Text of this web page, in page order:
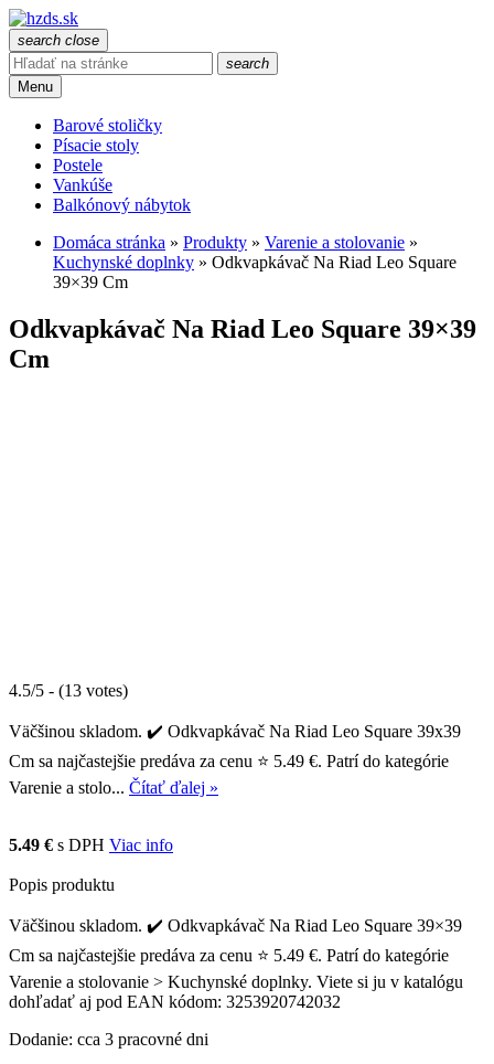
search close
search
Menu
Barové stoličky
Písacie stoly
Postele
Vankúše
Balkónový nábytok
Domáca stránka » Produkty » Varenie a stolovanie »
Kuchynské doplnky » Odkvapkávač Na Riad Leo Square
39×39 Cm
Odkvapkávač Na Riad Leo Square 39×39
Cm
4.5/5 - (13 votes)
Väčšinou skladom. ✔️ Odkvapkávač Na Riad Leo Square 39x39
Cm sa najčastejšie predáva za cenu ⭐ 5.49 €. Patrí do kategórie
Varenie a stolo... Čítať ďalej »
5.49 € s DPH Viac info
Popis produktu
Väčšinou skladom. ✔️ Odkvapkávač Na Riad Leo Square 39×39
Cm sa najčastejšie predáva za cenu ⭐ 5.49 €. Patrí do kategórie
Varenie a stolovanie > Kuchynské doplnky. Viete si ju v katalógu
dohľadať aj pod EAN kódom: 3253920742032
Dodanie: cca 3 pracovné dni